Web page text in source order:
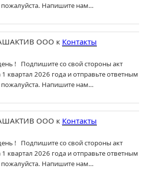
Напишите нам…
ООО к Контакты
! Подпишите со свой стороны акт
1 квартал 2026 года и отправьте ответным
Напишите нам…
ООО к Контакты
! Подпишите со свой стороны акт
1 квартал 2026 года и отправьте ответным
Напишите нам…